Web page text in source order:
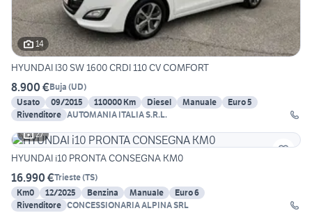
14
HYUNDAI I30 SW 1600 CRDI 110 CV COMFORT
8.900 €Buja (UD)
Usato
09/2015 110000 Km Diesel Manuale
Euro 5
Rivenditore AUTOMANIA ITALIA S.R.L.
27
HYUNDAI i10 PRONTA CONSEGNA KM0
16.990 €Trieste(TS)
Km0
12/2025 Benzina Manuale
Euro 6
Rivenditore CONCESSIONARIA ALPINA SRL